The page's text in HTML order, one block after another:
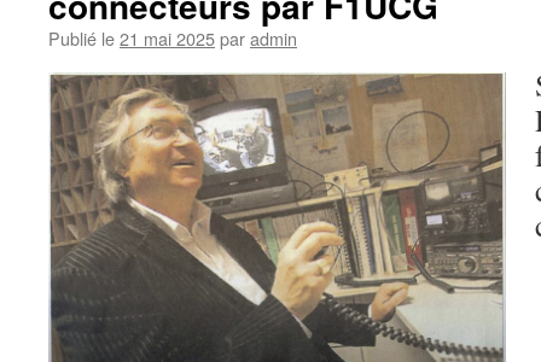
Publié le21 mai 2025paradmin